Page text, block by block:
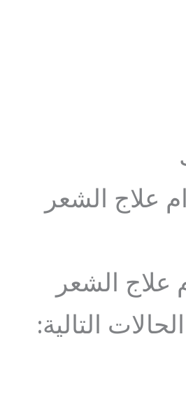
علاج الشعر
علاج الشعر
التالية: